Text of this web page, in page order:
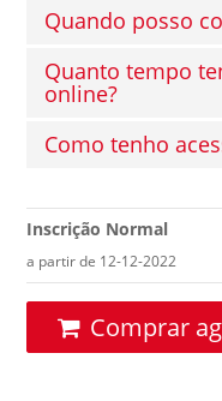
Quando posso
Quanto tempo
online?
Como tenho
Inscrição Normal
a partir de 12-12-2022
Comprar